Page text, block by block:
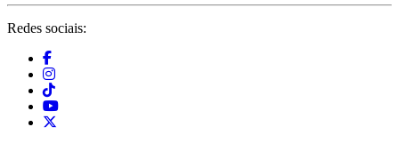
Redes sociais: